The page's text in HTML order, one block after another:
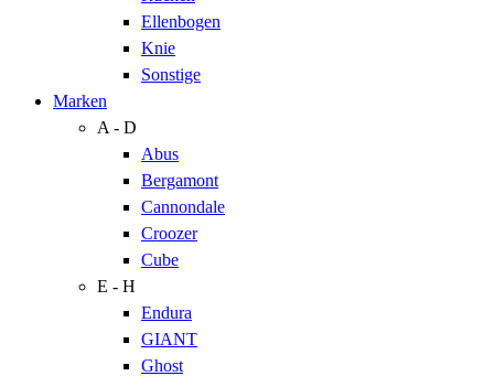
Ellenbogen
Knie
Sonstige
Marken
A - D
Abus
Bergamont
Cannondale
Croozer
Cube
E - H
Endura
GIANT
Ghost